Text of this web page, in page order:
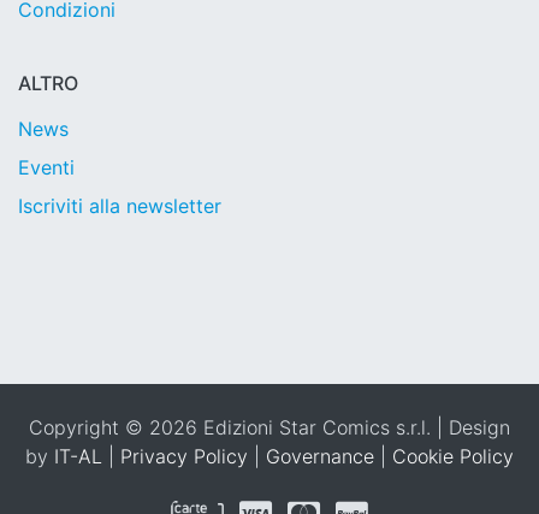
Condizioni
ALTRO
News
Eventi
Iscriviti alla newsletter
Copyright © 2026 Edizioni Star Comics s.r.l. | Design
by IT-AL Privacy Policy Governance Cookie Policy